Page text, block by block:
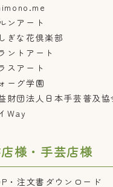
ンアート
ぎな花倶楽部
ントアート
スアート
ーグ学園
財団法人日本手芸普及協
Way
様・手芸店様
・注文書ダウンロード